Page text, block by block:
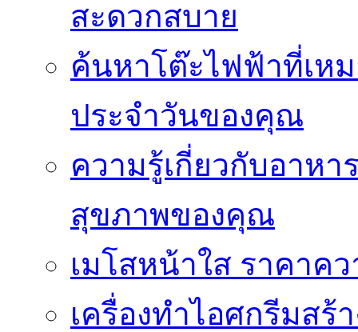
สะดวกสบาย
ค้นหาโต๊ะไฟฟ้าที่เห
ประจำวันของคุณ
ความรู้เกี่ยวกับอาหา
สุขภาพของคุณ
เมโสหน้าใส ราคาค
เครื่องทำไอศกรีมส